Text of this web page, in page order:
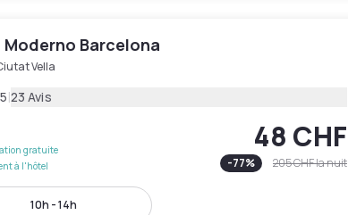
Barcelona
Vella
|23 Avis
gratuite
à l'hôtel
48 CHF
-77% 205 CHFla nuit
10h - 14h